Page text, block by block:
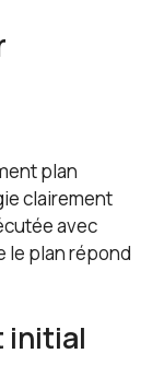
plan
clairement
avec
le plan répond
initial